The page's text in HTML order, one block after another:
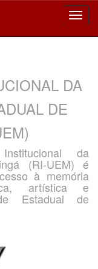
DA
DE
da
(RI-UEM) é
à memória
artística e
Estadual de